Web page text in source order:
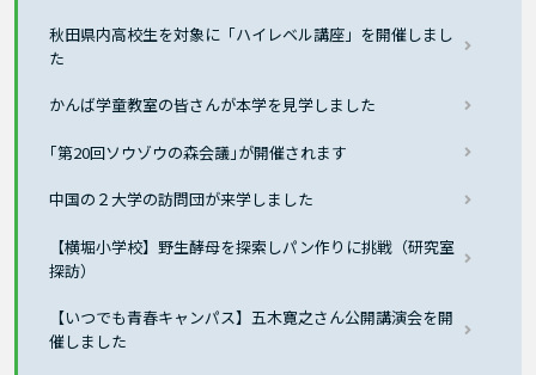
秋田県内高校生を対象に「ハイレベル講座」を開催しまし
た
かんば学童教室の皆さんが本学を見学しました
｢第20回ソウゾウの森会議｣が開催されます
中国の２大学の訪問団が来学しました
【横堀小学校】野生酵母を探索しパン作りに挑戦（研究室
探訪）
【いつでも青春キャンパス】五木寛之さん公開講演会を開
催しました